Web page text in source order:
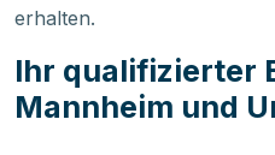
erhalten.
Ihr qualifizierter
Mannheim und